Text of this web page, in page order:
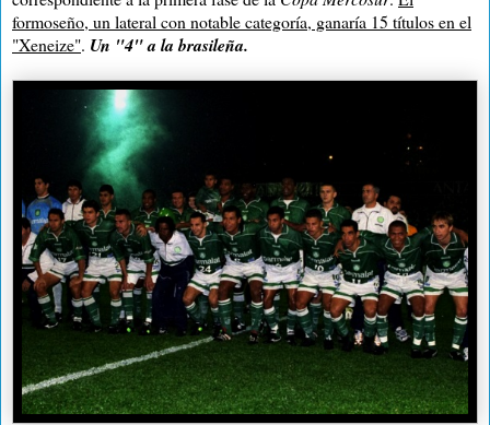
formoseño, un lateral con notable categoría, ganaría 15 títulos en el
"Xeneize". Un "4" a la brasileña.